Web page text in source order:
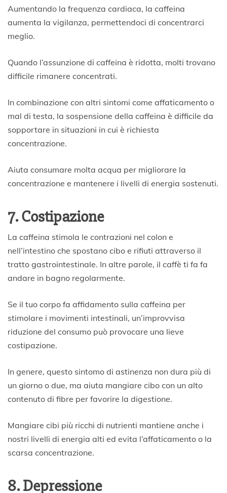
Aumentando la frequenza cardiaca, la caffeina
aumenta la vigilanza, permettendoci di concentrarci
meglio.
Quando l’assunzione di caffeina è ridotta, molti trovano
difficile rimanere concentrati.
In combinazione con altri sintomi come affaticamento o
mal di testa, la sospensione della caffeina è difficile da
sopportare in situazioni in cui è richiesta
concentrazione.
Aiuta consumare molta acqua per migliorare la
concentrazione e mantenere i livelli di energia sostenuti.
7. Costipazione
La caffeina stimola le contrazioni nel colon e
nell’intestino che spostano cibo e rifiuti attraverso il
tratto gastrointestinale. In altre parole, il caffè ti fa fa
andare in bagno regolarmente.
Se il tuo corpo fa affidamento sulla caffeina per
stimolare i movimenti intestinali, un’improvvisa
riduzione del consumo può provocare una lieve
costipazione.
In genere, questo sintomo di astinenza non dura più di
un giorno o due, ma aiuta mangiare cibo con un alto
contenuto di fibre per favorire la digestione.
Mangiare cibi più ricchi di nutrienti mantiene anche i
nostri livelli di energia alti ed evita l’affaticamento o la
scarsa concentrazione.
8. Depressione